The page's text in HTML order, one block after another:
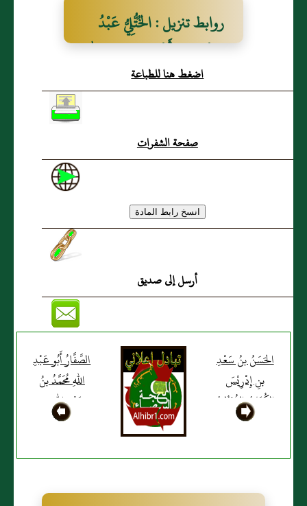
روابط تنزيل : الخُتُّلِيُّ عَبْدُ
الرَّحْمَنِ بنُ أَحْمَدَ بنِ عَبْدِ اللهِ
اضغط هنا للطباعة
صفحة الشفرات
أرسل إلى صديق
الحَسَنُ بنُ سَعْدِ
بنِ إِدْرِيْسَ
الكُتَامِيُّ القُرْطُبِيُّ
الصَّفَّارُ أَبُو عَبْدِ
اللهِ مُحَمَّدُ بنُ
عَبْدِ اللهِ بنِ
أَحْمَدَ